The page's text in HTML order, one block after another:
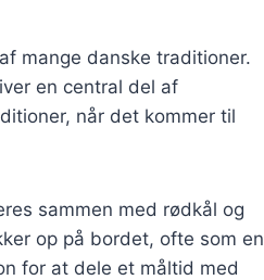
mange danske traditioner.
en central del af
når det kommer til
sammen med rødkål og
op på bordet, ofte som en
for at dele et måltid med